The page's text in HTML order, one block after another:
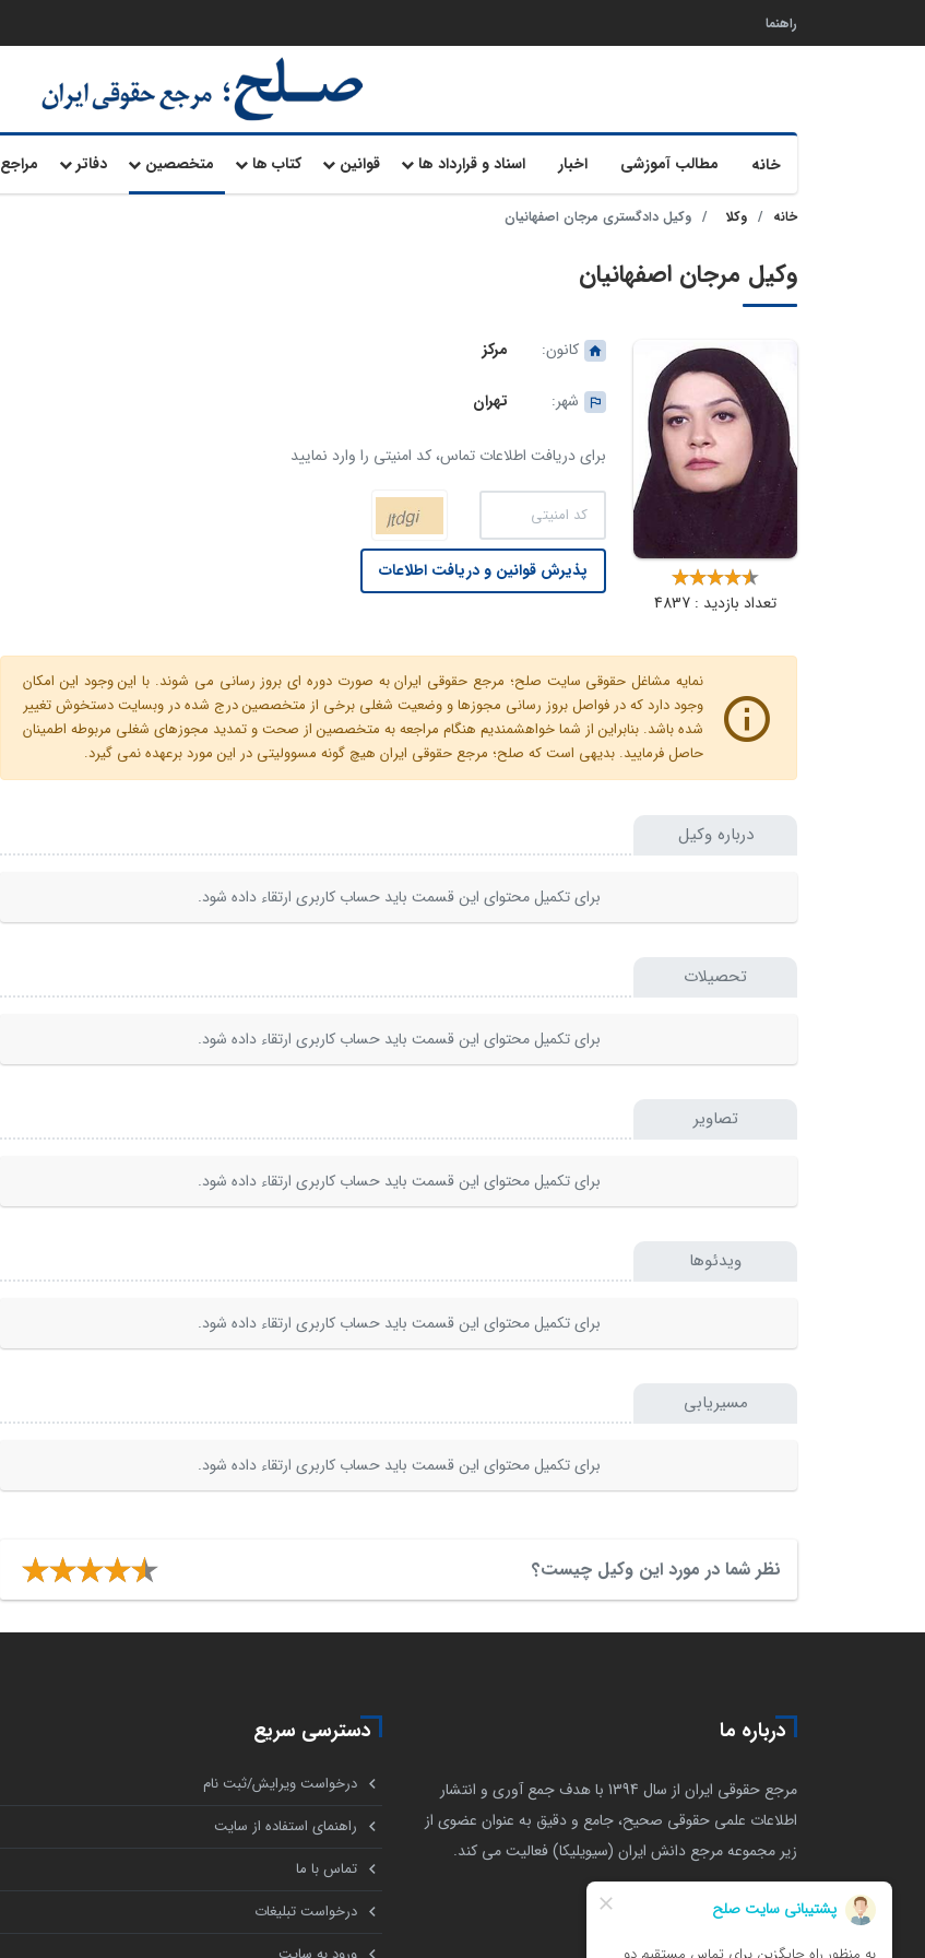
راهنما
خانه مطالب آموزشی اخبار اسناد و قرارداد ها قوانین کتاب ها متخصصین دفاتر مراجع
خانه وکلا وکیل دادگستری مرجان اصفهانیان
وکیل مرجان اصفهانیان
تعداد بازدید : 4837
کانون: مرکز
شهر: تهران
برای دریافت اطلاعات تماس، کد امنیتی را وارد نمایید
پذیرش قوانین و دریافت اطلاعات
نمایه مشاغل حقوقی سایت صلح؛ مرجع حقوقی ایران به صورت دوره ای بروز رسانی می شوند. با این وجود این امکان
وجود دارد که در فواصل بروز رسانی مجوزها و وضعیت شغلی برخی از متخصصین درج شده در وبسایت دستخوش تغییر
شده باشد. بنابراین از شما خواهشمندیم هنگام مراجعه به متخصصین از صحت و تمدید مجوزهای شغلی مربوطه اطمینان
حاصل فرمایید. بدیهی است که صلح؛ مرجع حقوقی ایران هیچ گونه مسوولیتی در این مورد برعهده نمی گیرد.
درباره وکیل
برای تکمیل محتوای این قسمت باید حساب کاربری ارتقاء داده شود.
تحصیلات
برای تکمیل محتوای این قسمت باید حساب کاربری ارتقاء داده شود.
تصاویر
برای تکمیل محتوای این قسمت باید حساب کاربری ارتقاء داده شود.
ویدئوها
برای تکمیل محتوای این قسمت باید حساب کاربری ارتقاء داده شود.
مسیریابی
برای تکمیل محتوای این قسمت باید حساب کاربری ارتقاء داده شود.
نظر شما در مورد این وکیل چیست؟
درباره ما
مرجع حقوقی ایران از سال 1394 با هدف جمع آوری و انتشار
اطلاعات علمی حقوقی صحیح، جامع و دقیق به عنوان عضوی از
زیر مجموعه مرجع دانش ایران (سیویلیکا) فعالیت می کند.
دسترسی سریع
درخواست ویرایش/ثبت نام
راهنمای استفاده از سایت
تماس با ما
درخواست تبلیغات